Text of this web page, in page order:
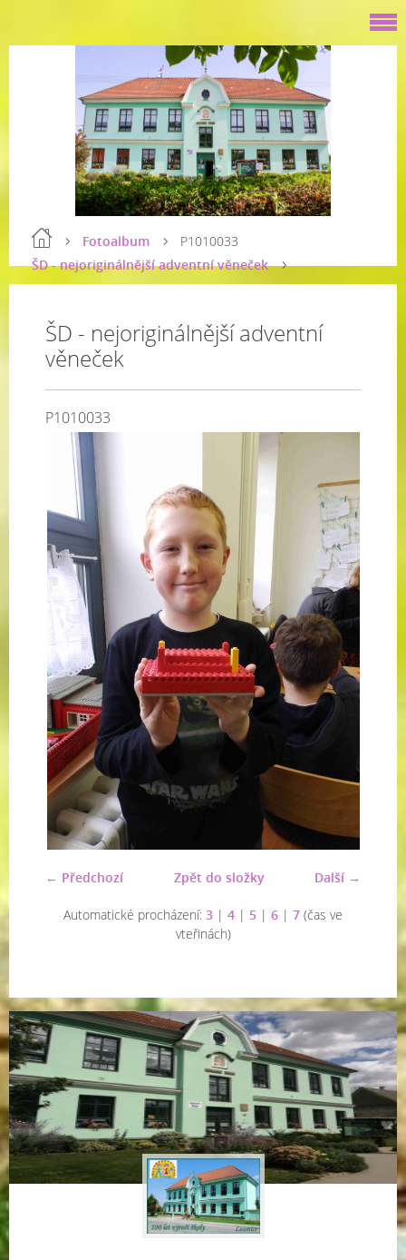
Fotoalbum
ŠD - nejoriginálnější adventní věneček
P1010033
ŠD - nejoriginálnější adventní
věneček
P1010033
← Předchozí Další →
Zpět do složky
Automatické procházení: 3 | 4 | 5 | 6 | 7 (čas ve
vteřinách)